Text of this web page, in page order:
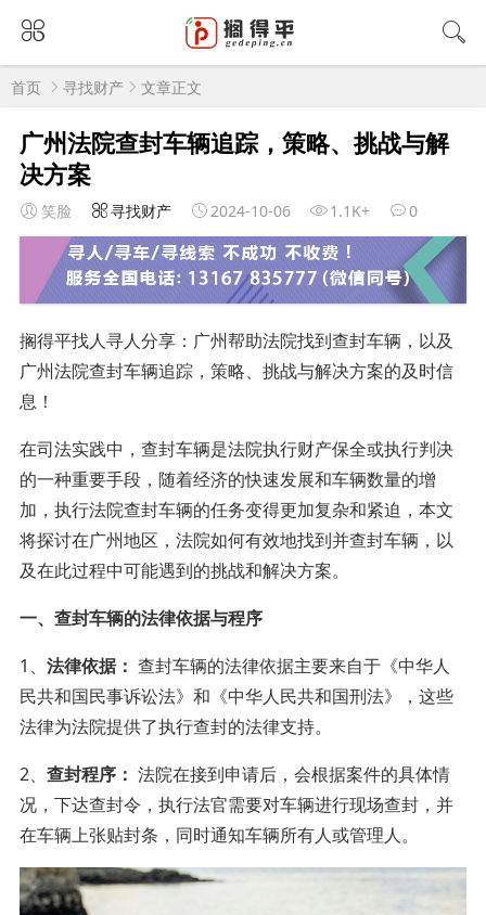
首页 寻找财产 文章正文
广州法院查封车辆追踪，策略、挑战与解
决方案
笑脸 寻找财产 2024-10-06 1.1K+ 0
搁得平找人寻人分享：广州帮助法院找到查封车辆，以及
广州法院查封车辆追踪，策略、挑战与解决方案的及时信
息！
在司法实践中，查封车辆是法院执行财产保全或执行判决
的一种重要手段，随着经济的快速发展和车辆数量的增
加，执行法院查封车辆的任务变得更加复杂和紧迫，本文
将探讨在广州地区，法院如何有效地找到并查封车辆，以
及在此过程中可能遇到的挑战和解决方案。
一、查封车辆的法律依据与程序
1、 法律依据： 查封车辆的法律依据主要来自于《中华人
民共和国民事诉讼法》和《中华人民共和国刑法》，这些
法律为法院提供了执行查封的法律支持。
2、 查封程序： 法院在接到申请后，会根据案件的具体情
况，下达查封令，执行法官需要对车辆进行现场查封，并
在车辆上张贴封条，同时通知车辆所有人或管理人。